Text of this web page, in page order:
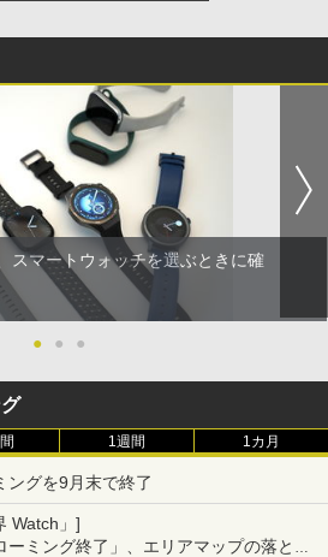
スマートウォッチを選ぶときに確
● ● ●
1週間 1カ月
ングを9月末で終了
Watch」]
ミング終了」、エリアマップの落とし